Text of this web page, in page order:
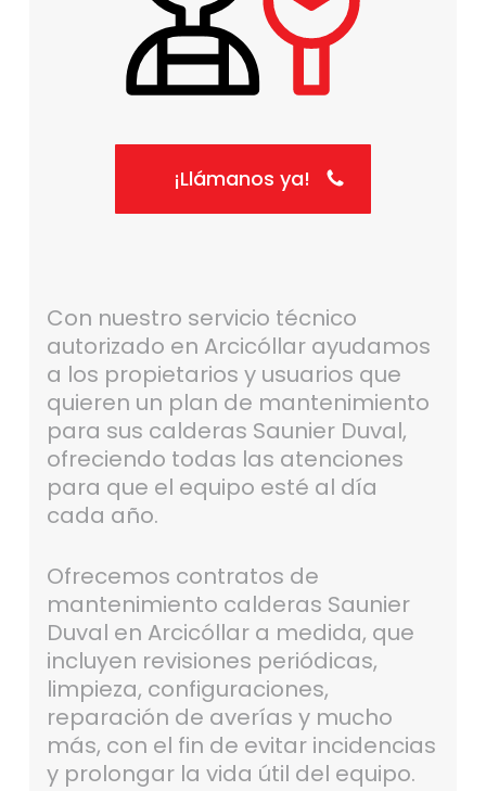
¡Llámanos ya!
Con nuestro servicio técnico
autorizado en Arcicóllar ayudamos
a los propietarios y usuarios que
quieren un plan de mantenimiento
para sus calderas Saunier Duval,
ofreciendo todas las atenciones
para que el equipo esté al día
cada año.
Ofrecemos contratos de
mantenimiento calderas Saunier
Duval en Arcicóllar a medida, que
incluyen revisiones periódicas,
limpieza, configuraciones,
reparación de averías y mucho
más, con el fin de evitar incidencias
y prolongar la vida útil del equipo.